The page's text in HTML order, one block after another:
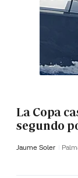
La Copa
segundo
Jaume Soler